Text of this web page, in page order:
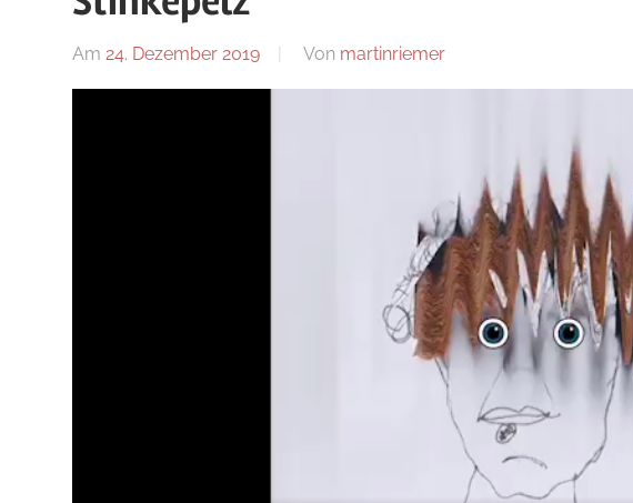
Blog
Am 24. Dezember 2019 Von martinriemerIn
Uncategorized